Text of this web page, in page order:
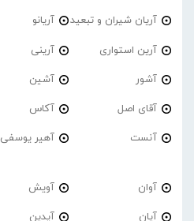
آریان شیران و تبعید آریانو
آرین استواری آرینی
آشور آشین
آقای اصل آکاس
آنست آهیر یوسفی
آوان آویش
آیان آیدین